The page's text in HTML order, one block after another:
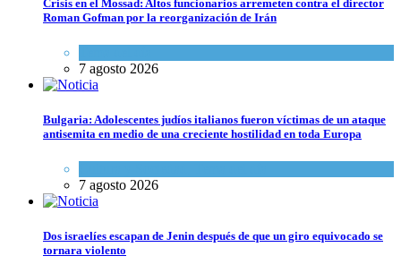
Crisis en el Mossad: Altos funcionarios arremeten contra el director
Roman Gofman por la reorganización de Irán
7 agosto 2026
Bulgaria: Adolescentes judíos italianos fueron víctimas de un ataque
antisemita en medio de una creciente hostilidad en toda Europa
7 agosto 2026
Dos israelíes escapan de Jenin después de que un giro equivocado se
tornara violento